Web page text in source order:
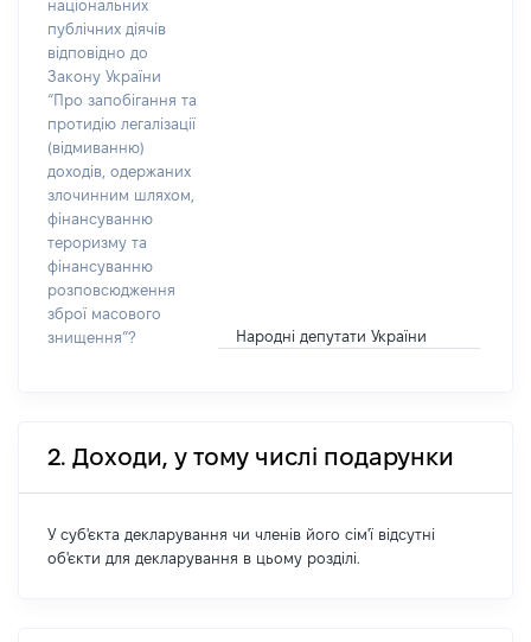
національних
публічних діячів
відповідно до
Закону України
“Про запобігання та
протидію легалізації
(відмиванню)
доходів, одержаних
злочинним шляхом,
фінансуванню
тероризму та
фінансуванню
розповсюдження
зброї масового
знищення”?
Народні депутати України
2. Доходи, у тому числі подарунки
У суб'єкта декларування чи членів його сім'ї відсутні
об'єкти для декларування в цьому розділі.